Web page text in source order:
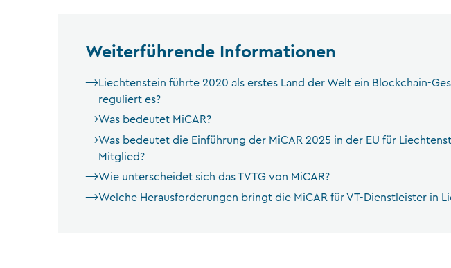
Weiterführende Informationen
Liechtenstein führte 2020 als erstes Land der Welt ein Blockchain-
reguliert es?
Was bedeutet MiCAR?
Was bedeutet die Einführung der MiCAR 2025 in der EU für
Mitglied?
Wie unterscheidet sich das TVTG von MiCAR?
Welche Herausforderungen bringt die MiCAR für VT-Dienstleister in